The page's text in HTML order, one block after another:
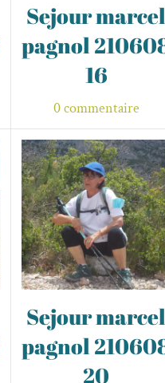
Sejour marcel
pagnol
16
0 commentaire
Sejour marcel
pagnol
20